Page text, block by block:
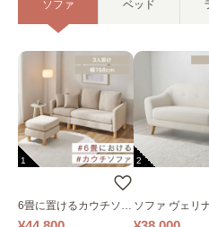
ソファ ベッド
1
6畳に置けるカウチソフ
ァ｜ベージュ
2
ソファ ヴェリ
け